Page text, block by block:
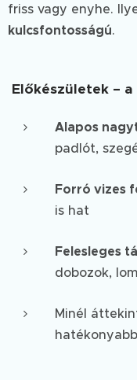
friss vagy enyhe.
kulcsfontosságú.
Előkészületek –
Alapos
padlót,
Forró vizes
is hat
Felesleges
dobozok,
Minél